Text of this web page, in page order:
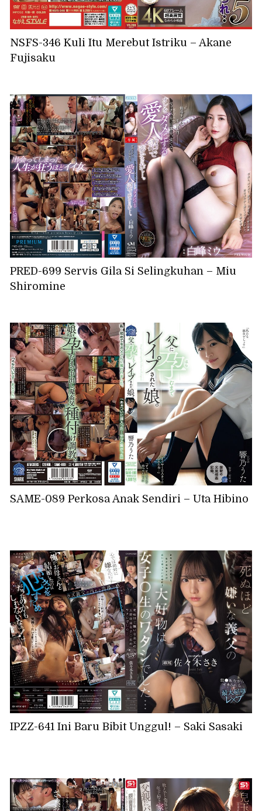
NSFS-346 Kuli Itu Merebut Istriku – Akane
Fujisaku
PRED-699 Servis Gila Si Selingkuhan – Miu
Shiromine
SAME-089 Perkosa Anak Sendiri – Uta Hibino
IPZZ-641 Ini Baru Bibit Unggul! – Saki Sasaki